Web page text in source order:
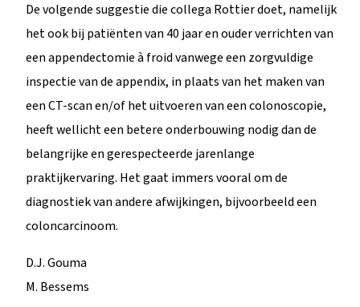
De volgende suggestie die collega Rottier doet, namelijk
het ook bij patiënten van 40 jaar en ouder verrichten van
een appendectomie à froid vanwege een zorgvuldige
inspectie van de appendix, in plaats van het maken van
een CT-scan en/of het uitvoeren van een colonoscopie,
heeft wellicht een betere onderbouwing nodig dan de
belangrijke en gerespecteerde jarenlange
praktijkervaring. Het gaat immers vooral om de
diagnostiek van andere afwijkingen, bijvoorbeeld een
coloncarcinoom.
D.J. Gouma
M. Bessems